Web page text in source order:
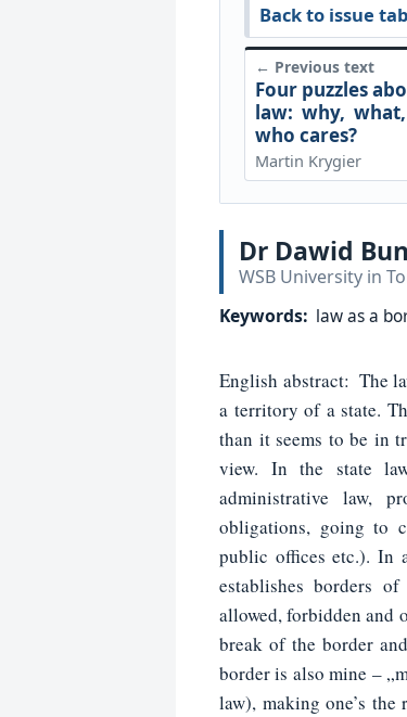
Back to issue
← Previous text
Four puzzles
law: why,
who cares?
Martin Krygier
Dr Dawid
WSB University in
Keywords: law as a
English abstract: The
a territory of a state.
than it seems to be in
view. In the state
administrative law,
obligations, going to
public offices etc.). In
establishes borders
allowed, forbidden and
break of the border
border is also mine –
law), making one’s